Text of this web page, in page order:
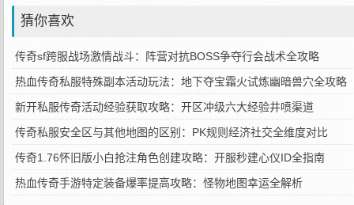
猜你喜欢
传奇sf跨服战场激情战斗：阵营对抗BOSS争夺行会战术全攻略
热血传奇私服特殊副本活动玩法：地下夺宝霜火试炼幽暗兽穴全攻略
新开私服传奇活动经验获取攻略：开区冲级六大经验井喷渠道
传奇私服安全区与其他地图的区别：PK规则经济社交全维度对比
传奇1.76怀旧版小白抢注角色创建攻略：开服秒建心仪ID全指南
热血传奇手游特定装备爆率提高攻略：怪物地图幸运全解析